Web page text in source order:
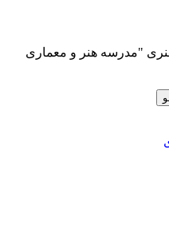
"مدرسه هنر و معماری